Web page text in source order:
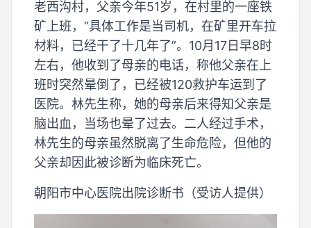
老西沟村，父亲今年51岁，在村里的一座铁
矿上班，“具体工作是当司机，在矿里开车拉
材料，已经干了十几年了”。10月17日早8时
左右，他收到了母亲的电话，称他父亲在上
班时突然晕倒了，已经被120救护车运到了
医院。林先生称，她的母亲后来得知父亲是
脑出血，当场也晕了过去。二人经过手术，
林先生的母亲虽然脱离了生命危险，但他的
父亲却因此被诊断为临床死亡。
朝阳市中心医院出院诊断书（受访人提供）